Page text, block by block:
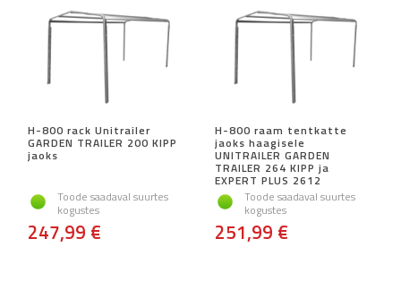
H-800 rack Unitrailer
GARDEN TRAILER 200 KIPP
jaoks
Toode saadaval suurtes
kogustes
247,99 €
H-800 raam tentkatte
jaoks haagisele
UNITRAILER GARDEN
TRAILER 264 KIPP ja
EXPERT PLUS 2612
Toode saadaval suurtes
kogustes
251,99 €